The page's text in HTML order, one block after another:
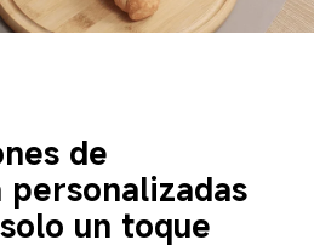
de
un toque